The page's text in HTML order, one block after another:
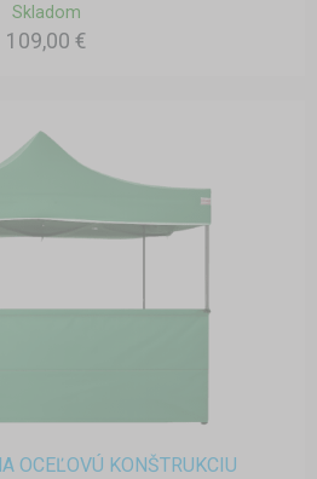
Skladom
109,00 €
OCEĽOVÚ KONŠTRUKCIU